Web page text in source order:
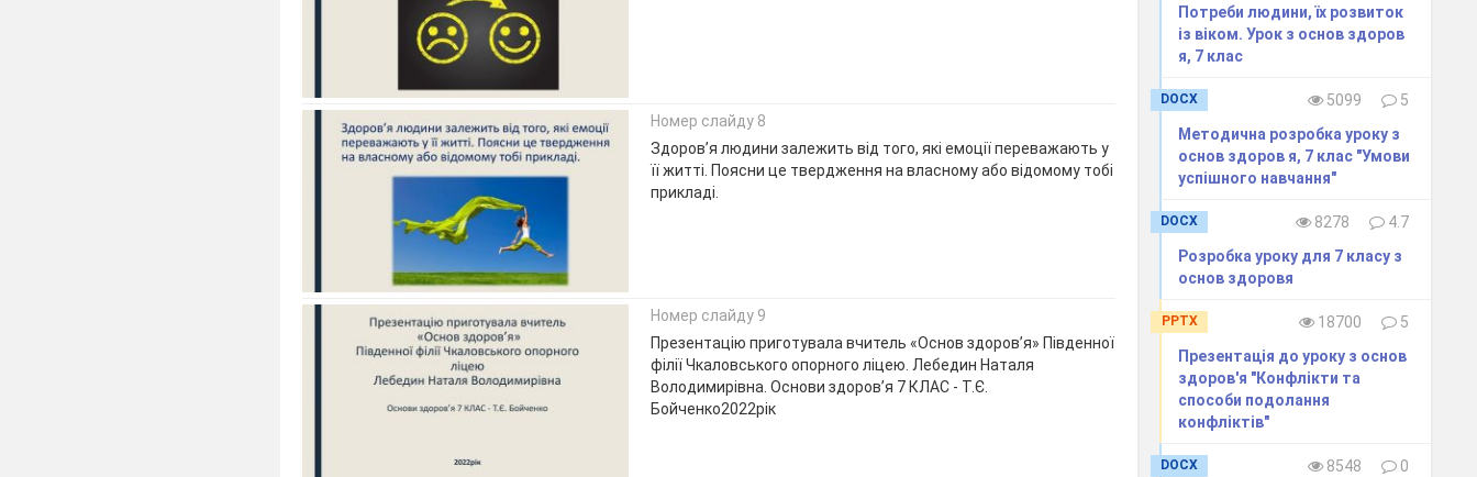
Номер слайду 8
Здоров’я людини залежить від того, які емоції переважають у
її житті. Поясни це твердження на власному або відомому тобі
прикладі.
Номер слайду 9
Презентацію приготувала вчитель «Основ здоров’я» Південної
філії Чкаловського опорного ліцею. Лебедин Наталя
Володимирівна. Основи здоров’я 7 КЛАС - Т.Є.
Бойченко2022рік
Потреби людини, їх розвиток
із віком. Урок з основ здоров
я, 7 клас
DOCX 5099
5
Методична розробка уроку з
основ здоров я, 7 клас "Умови
успішного навчання"
DOCX 8278
4.7
Розробка уроку для 7 класу з
основ здоровя
PPTX 18700
5
Презентація до уроку з основ
здоров'я "Конфлікти та
способи подолання
конфліктів"
DOCX 8548
0